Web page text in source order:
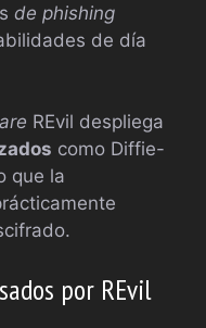
de phishing
de día
REvil despliega
como Diffie-
que la
por REvil